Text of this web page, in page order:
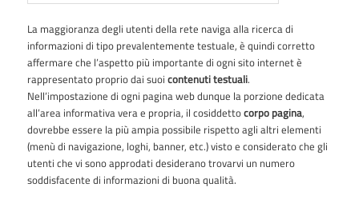
La maggioranza degli utenti della rete naviga alla ricerca di
informazioni di tipo prevalentemente testuale, è quindi corretto
affermare che l’aspetto più importante di ogni sito internet è
rappresentato proprio dai suoicontenuti testuali.
Nell’impostazione di ogni pagina web dunque la porzione dedicata
all’area informativa vera e propria, il cosiddettocorpo pagina,
dovrebbe essere la più ampia possibile rispetto agli altri elementi
(menù di navigazione, loghi, banner, etc.) visto e considerato che gli
utenti che vi sono approdati desiderano trovarvi un numero
soddisfacente di informazioni di buona qualità.